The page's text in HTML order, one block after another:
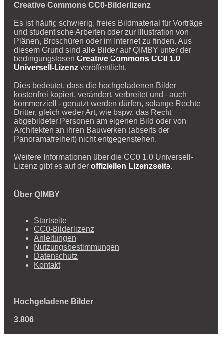
Creative Commons CC0-Bilderlizenz
Es ist häufig schwierig, freies Bildmaterial für Vorträge
und studentische Arbeiten oder zur Illustration von
Plänen, Broschüren oder im Internet zu finden. Aus
diesem Grund sind alle Bilder auf QIMBY unter der
bedingungslosen Creative Commons CC0 1.0
Universell-Lizenz veröffentlicht.
Dies bedeutet, dass die hochgeladenen Bilder
kostenfrei kopiert, verändert, verbreitet und - auch
kommerziell - genutzt werden dürfen, solange Rechte
Dritter, gleich weder Art, wie bspw. das Recht
abgebildeter Personen am eigenen Bild oder von
Architekten an ihren Bauwerken (abseits der
Panoramafreiheit) nicht entgegenstehen.
Weitere Informationen über die CC0 1.0 Universell-
Lizenz gibt es auf der offiziellen Lizenzseite.
Über QIMBY
Startseite
CC0-Bilderlizenz
Anleitungen
Nutzungsbestimmungen
Datenschutz
Kontakt
Hochgeladene Bilder
3.806